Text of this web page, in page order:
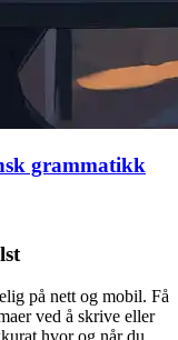
grammatikk
på nett og mobil. Få
ved å skrive eller